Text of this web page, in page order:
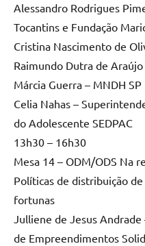
Alessandro Rodrigues
Tocantins e Fundação
Cristina Nascimento de
Raimundo Dutra de Araújo
Márcia Guerra – MNDH SP
Celia Nahas –
do Adolescente SEDPAC
13h30 – 16h30
Mesa 14 – ODM/ODS Na
Políticas de distribuição
fortunas
Julliene de Jesus Andrade
de Empreendimentos